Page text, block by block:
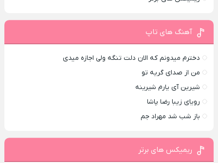
آهنگ های تاپ
دخترم میدونم که الان دلت تنگه ولی اجازه میدی
من از صدای گريه تو
شیرین آی یارم شیرینه
رویای زیبا رضا پاشا
باز شب شد مهراد جم
ریمیکس های برتر